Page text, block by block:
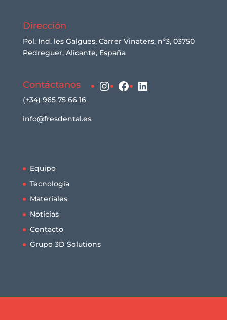
Dirección
Pol. Ind. les Galgues, Carrer Vinaters, nº3, 03750
Pedreguer, Alicante, España
Contáctanos
(+34) 965 75 66 16
info@fresdental.es
Instagram
Facebook
LinkedIn
Equipo
Tecnología
Materiales
Noticias
Contacto
Grupo 3D Solutions